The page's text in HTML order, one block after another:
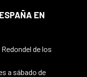
EN
de los
a sábado de